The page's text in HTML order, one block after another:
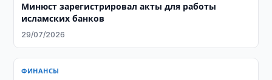
Минюст зарегистрировал акты для работы
исламских банков
29/07/2026
ФИНАНСЫ